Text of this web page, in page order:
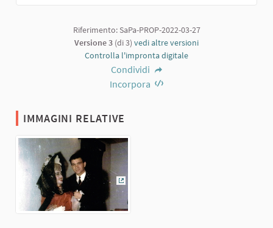
Riferimento: SaPa-PROP-2022-03-27
Versione 3 (di 3) vedi altre versioni
Controlla l'impronta digitale
Condividi
Incorpora
IMMAGINI RELATIVE
(Collegamento esterno)